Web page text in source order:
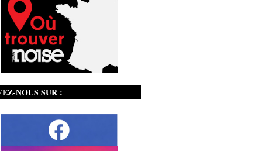
NOUS SUR :